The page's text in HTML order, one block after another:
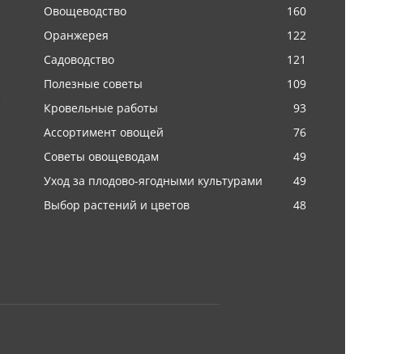
Овощеводство
160
Оранжерея
122
Садоводство
121
Полезные советы
109
Кровельные работы
93
Ассортимент овощей
76
Советы овощеводам
49
Уход за плодово-ягодными культурами
49
Выбор растений и цветов
48